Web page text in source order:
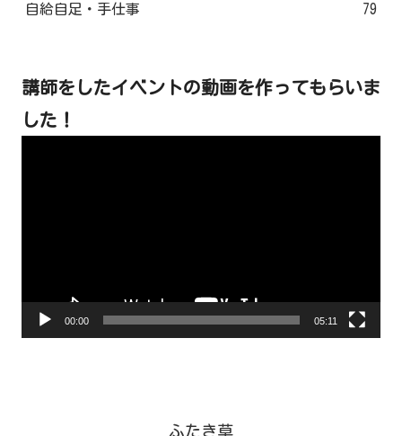
自給自足・手仕事 79
講師をしたイベントの動画を作ってもらいま
した！
00:00 05:11
ふたき草